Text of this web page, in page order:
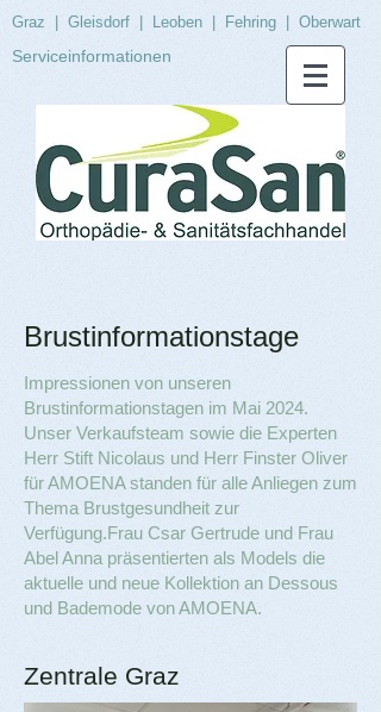
Graz Gleisdorf Leoben Fehring Oberwart
Serviceinformationen
Brustinformationstage
Impressionen von unseren
Brustinformationstagen im Mai 2024.
Unser Verkaufsteam sowie die Experten
Herr Stift Nicolaus und Herr Finster Oliver
für AMOENA standen für alle Anliegen zum
Thema Brustgesundheit zur
Verfügung.Frau Csar Gertrude und Frau
Abel Anna präsentierten als Models die
aktuelle und neue Kollektion an Dessous
und Bademode von AMOENA.
Zentrale Graz